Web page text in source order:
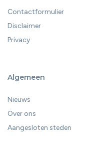
Contactformulier
Disclaimer
Privacy
Algemeen
Nieuws
Over ons
Aangesloten steden